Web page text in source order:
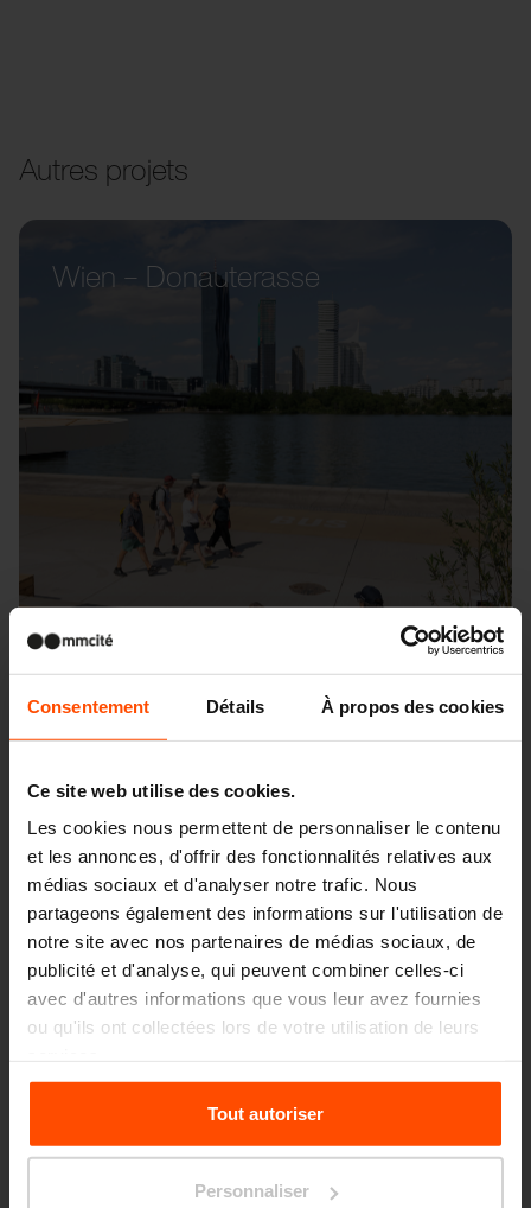
Consentement Détails À propos des cookies
Ce site web utilise des cookies.
Les cookies nous permettent de personnaliser le contenu
et les annonces, d'offrir des fonctionnalités relatives aux
médias sociaux et d'analyser notre trafic. Nous
partageons également des informations sur l'utilisation de
notre site avec nos partenaires de médias sociaux, de
publicité et d'analyse, qui peuvent combiner celles-ci
avec d'autres informations que vous leur avez fournies
ou qu'ils ont collectées lors de votre utilisation de leurs
Pour plus d'informations, veuillez consulter le
sitePrinciples Relating to the Processing Personal
Tout autoriser
Personnaliser
Autres projets
Wien – Donauterasse
Seattle – Popup park